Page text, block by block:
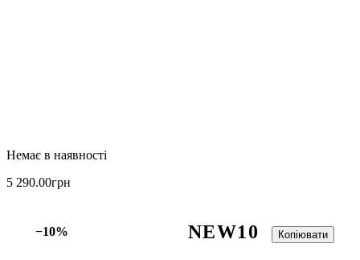
5 290.00грн
−10% NEW10 Копіювати